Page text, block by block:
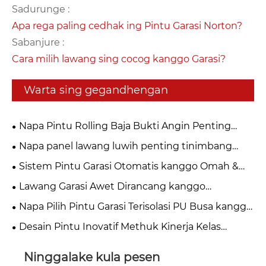
Sadurunge :
Apa rega paling cedhak ing Pintu Garasi Norton?
Sabanjure :
Cara milih lawang sing cocog kanggo Garasi?
Warta sing gegandhengan
Napa Pintu Rolling Baja Bukti Angin Penting
kanggo Keamanan Industri Modern?
Napa panel lawang luwih penting tinimbang
sing sampeyan pikirake?
Sistem Pintu Garasi Otomatis kanggo Omah &
Bisnis
Lawang Garasi Awet Dirancang kanggo
Gunakake Jangka Panjang
Napa Pilih Pintu Garasi Terisolasi PU Busa kanggo
Omah Modern?
Desain Pintu Inovatif Methuk Kinerja Kelas
Ninggalake kula pesen